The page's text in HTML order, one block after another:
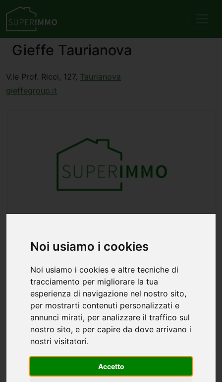
Noi usiamo i cookies
Noi usiamo i cookies e altre tecniche di
tracciamento per migliorare la tua
esperienza di navigazione nel nostro sito,
per mostrarti contenuti personalizzati e
annunci mirati, per analizzare il traffico sul
nostro sito, e per capire da dove arrivano i
nostri visitatori.
Accetto
Gieffe Taurianova
V.le Prof. Ricci, 127, Taurianova
gieffegroup.it
commerciale in vendita a Taurianova -
250.000 € 206 mq 1 stanza 1 bagno
Gieffe Immobiliare propone in vendita, a Taurianova in zona
semi-centrale, un locale commerciale distribuito al piano
terra dotato di seminterrato completamente a norma di
legge, fornito di riscaldamento autonomo. La metratura...
TAURIANOVA